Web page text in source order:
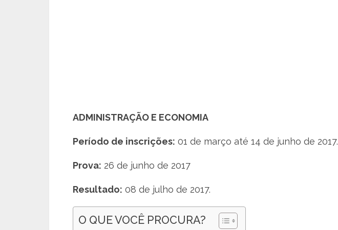
ADMINISTRAÇÃO E ECONOMIA
Período de inscrições: 01 de março até 14 de junho de 2017.
Prova: 26 de junho de 2017
Resultado: 08 de julho de 2017.
O QUE VOCÊ PROCURA?